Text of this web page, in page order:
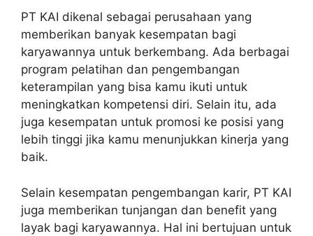
PT KAI dikenal sebagai perusahaan yang
memberikan banyak kesempatan bagi
karyawannya untuk berkembang. Ada berbagai
program pelatihan dan pengembangan
keterampilan yang bisa kamu ikuti untuk
meningkatkan kompetensi diri. Selain itu, ada
juga kesempatan untuk promosi ke posisi yang
lebih tinggi jika kamu menunjukkan kinerja yang
baik.
Selain kesempatan pengembangan karir, PT KAI
juga memberikan tunjangan dan benefit yang
layak bagi karyawannya. Hal ini bertujuan untuk